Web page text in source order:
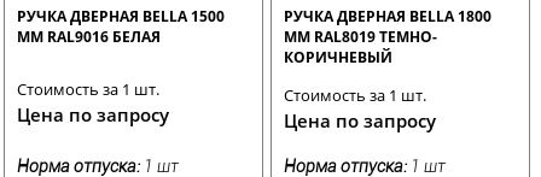
РУЧКА ДВЕРНАЯ BELLA 1500
ММ RAL9016 БЕЛАЯ
Стоимость за 1 шт.
Цена по запросу
Норма отпуска: 1 шт
РУЧКА ДВЕРНАЯ BELLA 1800
ММ RAL8019 ТЕМНО-
КОРИЧНЕВЫЙ
Стоимость за 1 шт.
Цена по запросу
Норма отпуска: 1 шт